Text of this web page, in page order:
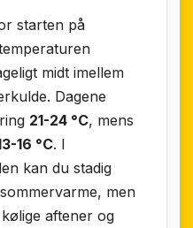
starten på
midt imellem
Dagene
21-24 °C, mens
16 °C. I
kan du stadig
men
aftener og